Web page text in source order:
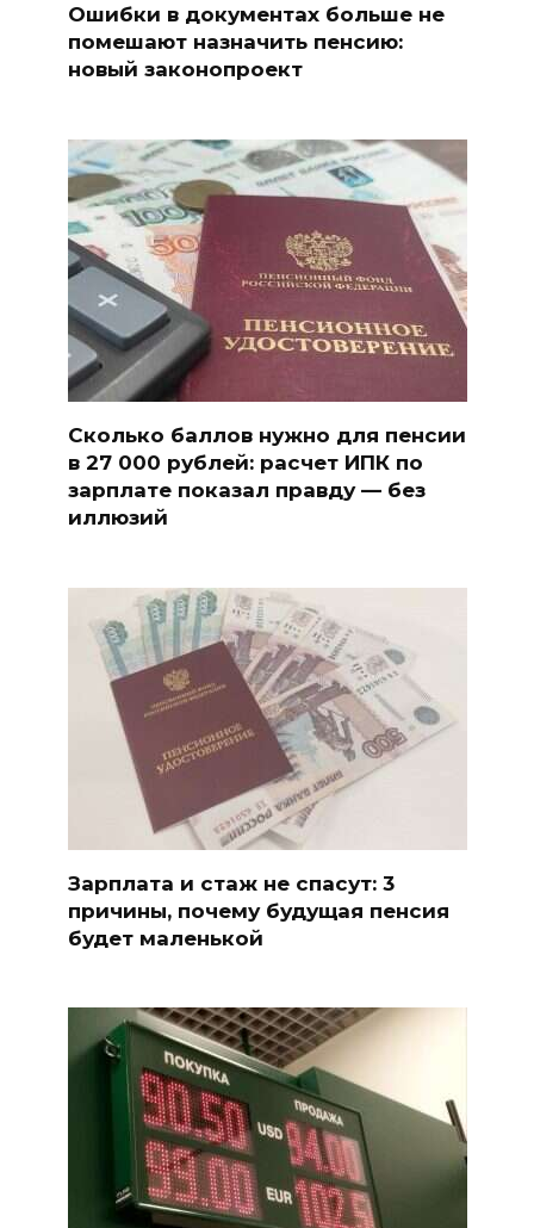
Ошибки в документах больше не
помешают назначить пенсию:
новый законопроект
Сколько баллов нужно для пенсии
в 27 000 рублей: расчет ИПК по
зарплате показал правду — без
иллюзий
Зарплата и стаж не спасут: 3
причины, почему будущая пенсия
будет маленькой